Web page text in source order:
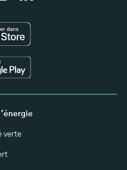
verte